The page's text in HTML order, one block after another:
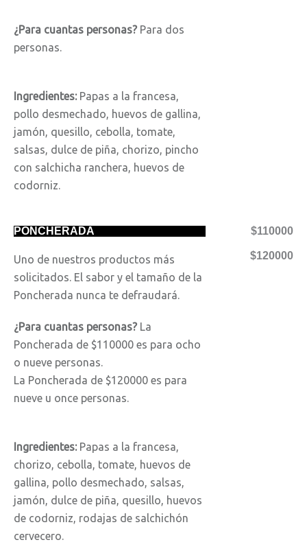
¿Para cuantas personas? Para dos
personas.
Ingredientes:Papas a la francesa,
pollo desmechado, huevos de gallina,
jamón, quesillo, cebolla, tomate,
salsas, dulce de piña, chorizo, pincho
con salchicha ranchera, huevos de
codorniz.
PONCHERADA
Uno de nuestros productos más
solicitados. El sabor y el tamaño de la
Poncherada nunca te defraudará.
¿Para cuantas personas? La
Poncherada de $110000 es para ocho
o nueve personas.
La Poncherada de $120000 es para
nueve u once personas.
Ingredientes:Papas a la francesa,
chorizo, cebolla, tomate, huevos de
gallina, pollo desmechado, salsas,
jamón, dulce de piña, quesillo, huevos
de codorniz, rodajas de salchichón
cervecero.
$110000
$120000